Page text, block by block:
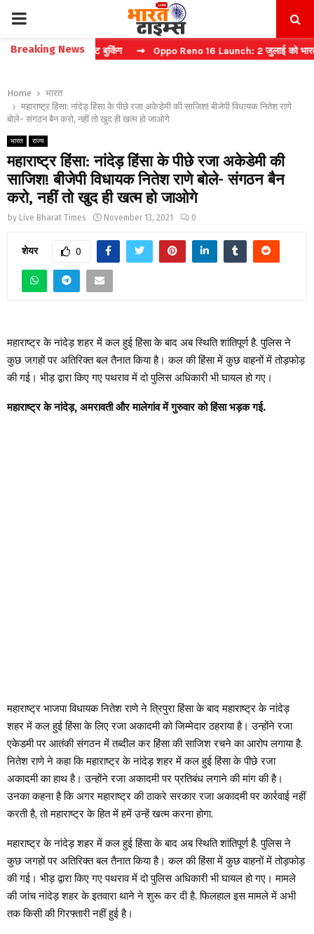
PRIMARY
MENU
Breaking News
करें फास्ट टिकट बुकिंग ⇝ Oppo Reno 16 Launch: 2 जुलाई को भारत में
Home
भारत
महाराष्ट्र हिंसा: नांदेड़ हिंसा के पीछे रजा अकेडेमी की साजिश! बीजेपी विधायक नितेश राणे
बोले- संगठन बैन करो, नहीं तो खुद ही खत्म हो जाओगे
भारत राज्य
महाराष्ट्र हिंसा: नांदेड़ हिंसा के पीछे रजा अकेडेमी की
साजिश! बीजेपी विधायक नितेश राणे बोले- संगठन बैन
करो, नहीं तो खुद ही खत्म हो जाओगे
by Live Bharat Times November 13, 2021 0
शेयर 0
महाराष्ट्र के नांदेड़ शहर में कल हुई हिंसा के बाद अब स्थिति शांतिपूर्ण है. पुलिस ने
कुछ जगहों पर अतिरिक्त बल तैनात किया है। कल की हिंसा में कुछ वाहनों में तोड़फोड़
की गई। भीड़ द्वारा किए गए पथराव में दो पुलिस अधिकारी भी घायल हो गए।
महाराष्ट्र के नांदेड़, अमरावती और मालेगांव में गुरुवार को हिंसा भड़क गई.
महाराष्ट्र भाजपा विधायक नितेश राणे ने त्रिपुरा हिंसा के बाद महाराष्ट्र के नांदेड़
शहर में कल हुई हिंसा के लिए रजा अकादमी को जिम्मेदार ठहराया है। उन्होंने रजा
एकेडमी पर आतंकी संगठन में तब्दील कर हिंसा की साजिश रचने का आरोप लगाया है.
नितेश राणे ने कहा कि महाराष्ट्र के नांदेड़ शहर में कल हुई हिंसा के पीछे रजा
अकादमी का हाथ है। उन्होंने रजा अकादमी पर प्रतिबंध लगाने की मांग की है।
उनका कहना है कि अगर महाराष्ट्र की ठाकरे सरकार रजा अकादमी पर कार्रवाई नहीं
करती है, तो महाराष्ट्र के हित में हमें उन्हें खत्म करना होगा.
महाराष्ट्र के नांदेड़ शहर में कल हुई हिंसा के बाद अब स्थिति शांतिपूर्ण है. पुलिस ने
कुछ जगहों पर अतिरिक्त बल तैनात किया है। कल की हिंसा में कुछ वाहनों में तोड़फोड़
की गई। भीड़ द्वारा किए गए पथराव में दो पुलिस अधिकारी भी घायल हो गए। मामले
की जांच नांदेड़ शहर के इतवारा थाने ने शुरू कर दी है. फिलहाल इस मामले में अभी
तक किसी की गिरफ्तारी नहीं हुई है।